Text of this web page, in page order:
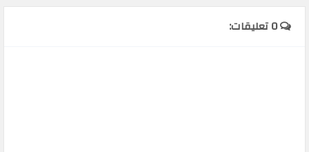
0 تعليقات: